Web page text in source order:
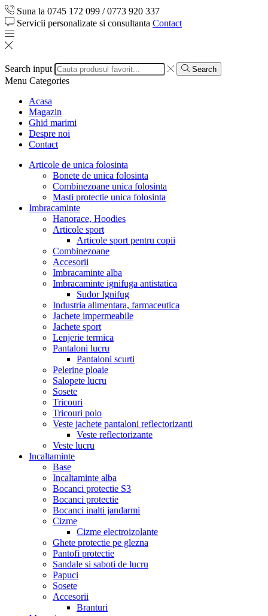
Suna la 0745 172 099 / 0773 920 337
Servicii personalizate si consultanta Contact
Search input Search
Menu Categories
Acasa
Magazin
Ghid marimi
Despre noi
Contact
Articole de unica folosinta
Bonete de unica folosinta
Combinezoane unica folosinta
Masti protectie unica folosinta
Imbracaminte
Hanorace, Hoodies
Articole sport
Articole sport pentru copii
Combinezoane
Accesorii
Imbracaminte alba
Imbracaminte ignifuga antistatica
Sudor Ignifug
Industria alimentara, farmaceutica
Jachete impermeabile
Jachete sport
Lenjerie termica
Pantaloni lucru
Pantaloni scurti
Pelerine ploaie
Salopete lucru
Sosete
Tricouri
Tricouri polo
Veste jachete pantaloni reflectorizanti
Veste reflectorizante
Veste lucru
Incaltaminte
Base
Incaltaminte alba
Bocanci protectie S3
Bocanci protectie
Bocanci inalti jandarmi
Cizme
Cizme electroizolante
Ghete protectie pe glezna
Pantofi protectie
Sandale si saboti de lucru
Papuci
Sosete
Accesorii
Branturi